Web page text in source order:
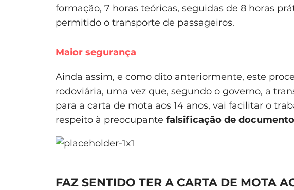
formação, 7 horas teóricas, seguidas de 8 horas
permitido o transporte de passageiros.
Maior segurança
Ainda assim, e como dito anteriormente, este
rodoviária, uma vez que, segundo o governo, a
para a carta de mota aos 14 anos, vai facilitar o
respeito à preocupante falsificação de
FAZ SENTIDO TER A CARTA DE MOTA